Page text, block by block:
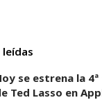
leídas
se estrena la
Ted Lasso en